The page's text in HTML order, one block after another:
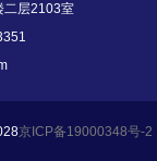
二层2103室
京ICP备19000348号-2